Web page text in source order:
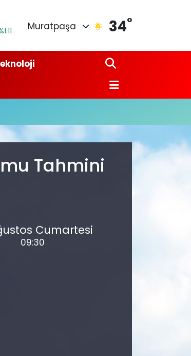
Muratpaşa 34°
Tahmini
Cumartesi
09:30